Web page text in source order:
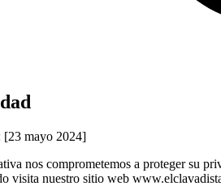
[23 mayo 2024]
nos comprometemos a proteger su
visita nuestro sitio web